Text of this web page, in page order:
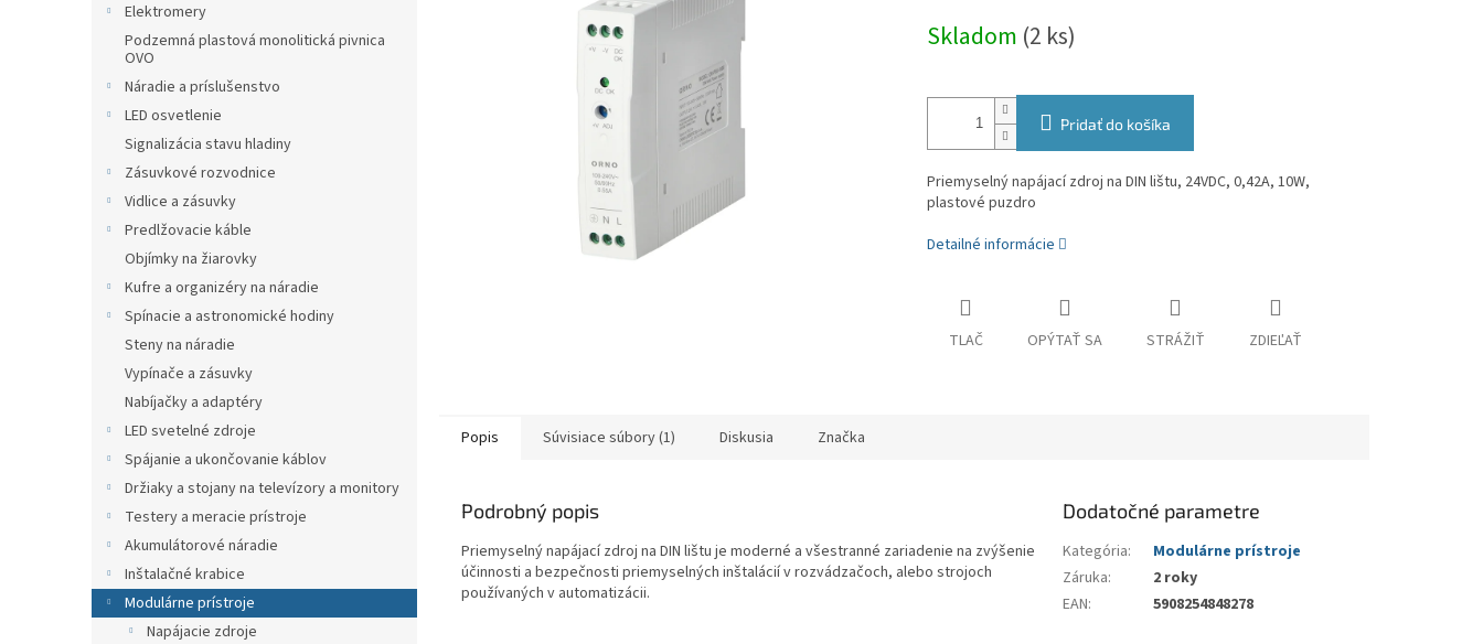
Elektromery
Podzemná plastová monolitická pivnica
OVO
Náradie a príslušenstvo
LED osvetlenie
Signalizácia stavu hladiny
Zásuvkové rozvodnice
Vidlice a zásuvky
Predlžovacie káble
Objímky na žiarovky
Kufre a organizéry na náradie
Spínacie a astronomické hodiny
Steny na náradie
Vypínače a zásuvky
Nabíjačky a adaptéry
LED svetelné zdroje
Spájanie a ukončovanie káblov
Držiaky a stojany na televízory a monitory
Testery a meracie prístroje
Akumulátorové náradie
Inštalačné krabice
Modulárne prístroje
Napájacie zdroje
cena:
Skladom (2 ks)
Pridať do košíka
Priemyselný napájací zdroj na DIN lištu, 24VDC, 0,42A, 10W,
plastové puzdro
Detailné informácie
TLAČ OPÝTAŤ SA STRÁŽIŤ ZDIEĽAŤ
Popis Súvisiace súbory (1) Diskusia Značka
Podrobný popis
Priemyselný napájací zdroj na DIN lištu je moderné a všestranné zariadenie na zvýšenie
účinnosti a bezpečnosti priemyselných inštalácií v rozvádzačoch, alebo strojoch
používaných v automatizácii.
Dodatočné parametre
Kategória:
Modulárne prístroje
Záruka:
2 roky
EAN: 5908254848278